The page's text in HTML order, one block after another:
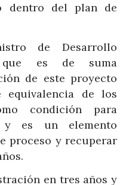
dentro del plan de
de Desarrollo
que es de suma
de este proyecto
de los
condición para
y es un elemento
proceso y recuperar
en tres años y